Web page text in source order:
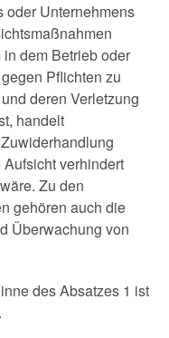
oder Unternehmens
dem Betrieb oder
Pflichten zu
deren Verletzung
handelt
verhindert
Zu den
gehören auch die
Überwachung von
des Absatzes 1 ist